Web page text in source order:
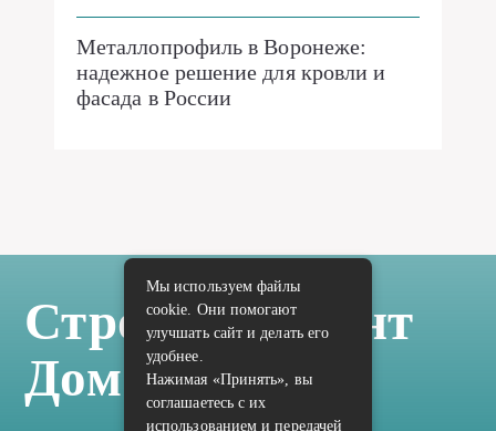
Металлопрофиль в Воронеже:
надежное решение для кровли и
фасада в России
Стройка Ремонт
Дом Отделка
Мы используем файлы
cookie. Они помогают
улучшать сайт и делать его
удобнее.
Нажимая «Принять», вы
соглашаетесь с их
использованием и передачей